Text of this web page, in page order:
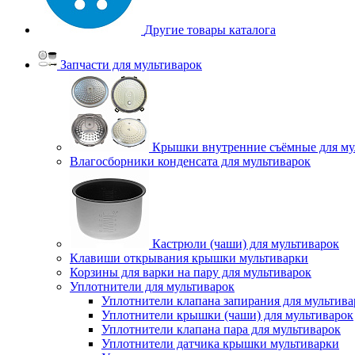
Другие товары каталога
Запчасти для мультиварок
Крышки внутренние съёмные для
Влагосборники конденсата для мультиварок
Кастрюли (чаши) для мультиварок
Клавиши открывания крышки мультиварки
Корзины для варки на пару для мультиварок
Уплотнители для мультиварок
Уплотнители клапана запирания для
Уплотнители крышки (чаши) для мультиварок
Уплотнители клапана пара для мультиварок
Уплотнители датчика крышки мультиварки